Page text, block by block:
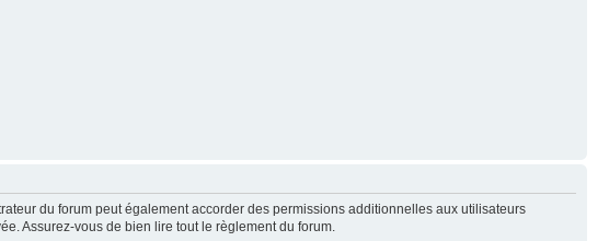
du forum peut également accorder des permissions additionnelles aux utilisateurs
Assurez-vous de bien lire tout le règlement du forum.